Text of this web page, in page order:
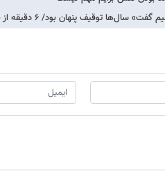
توقیف پنهان بود/ ۶ دقیقه از فیلم را حذف کردند